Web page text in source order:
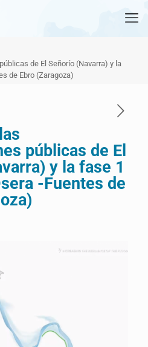
de El Señorío (Navarra) y la
de Ebro (Zaragoza)
públicas de El
y la fase 1
-Fuentes de